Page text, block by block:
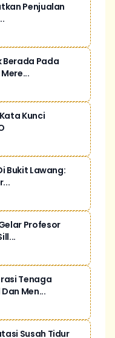
Penjualan
Pada
Kunci
Bukit Lawang:
Profesor
Tenaga
Men...
Susah Tidur